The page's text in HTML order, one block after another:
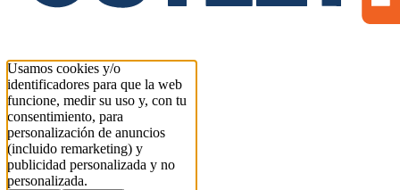
Usamos cookies y/o
identificadores para que la web
funcione, medir su uso y, con tu
consentimiento, para
personalización de anuncios
(incluido remarketing) y
publicidad personalizada y no
personalizada.